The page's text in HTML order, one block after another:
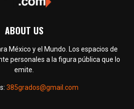
ABOUT US
México y el Mundo. Los espacios de
personales a la figura pública que lo
emite.
385grados@gmail.com